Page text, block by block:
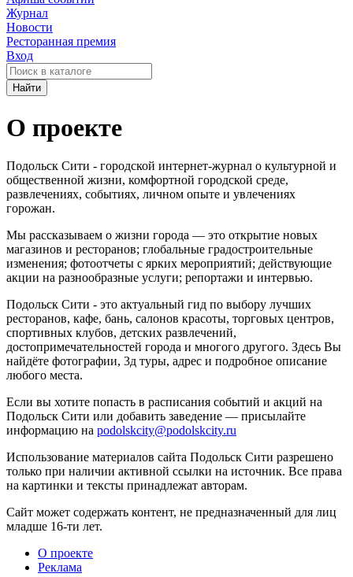
Журнал
Новости
Ресторанная премия
Вход
Найти
О проекте
Подольск Сити - городской интернет-журнал о культурной и
общественной жизни, комфортной городской среде,
развлечениях, событиях, личном опыте и увлечениях
горожан.
Мы рассказываем о жизни города — это открытие новых
магазинов и ресторанов; глобальные градостроительные
изменения; фотоотчеты с ярких мероприятий; действующие
акции на разнообразные услуги; репортажи и интервью.
Подольск Сити - это актуальный гид по выбору лучших
ресторанов, кафе, бань, салонов красоты, торговых центров,
спортивных клубов, детских развлечений,
достопримечательностей города и многого другого. Здесь Вы
найдёте фотографии, 3д туры, адрес и подробное описание
любого места.
Если вы хотите попасть в расписания событий и акций на
Подольск Сити или добавить заведение — присылайте
информацию на podolskcity@podolskcity.ru
Использование материалов сайта Подольск Сити разрешено
только при наличии активной ссылки на источник. Все права
на картинки и тексты принадлежат авторам.
Сайт может содержать контент, не предназначенный для лиц
младше 16-ти лет.
О проекте
Реклама